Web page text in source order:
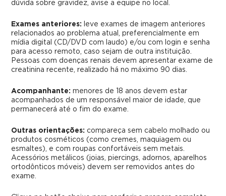
dúvida sobre gravidez, avise a equipe no local.
Exames anteriores:
leve exames de imagem anteriores
relacionados ao problema atual, preferencialmente em
mídia digital (CD/DVD com laudo) e/ou com login e senha
para acesso remoto, caso sejam de outra instituição.
Pessoas com doenças renais devem apresentar exame de
creatinina recente, realizado há no máximo 90 dias.
Acompanhante: menores de 18 anos devem estar
acompanhados de um responsável maior de idade, que
permanecerá até o fim do exame.
Outras orientações: compareça sem cabelo molhado ou
produtos cosméticos (como cremes, maquiagem ou
esmaltes), e com roupas confortáveis sem metais.
Acessórios metálicos (joias, piercings, adornos, aparelhos
ortodônticos móveis) devem ser removidos antes do
exame.